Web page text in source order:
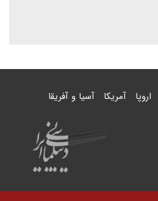
اروپا آمریکا آسیا و آفریقا